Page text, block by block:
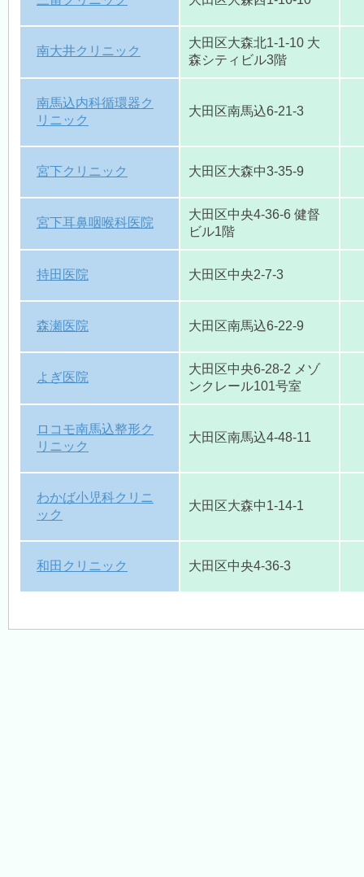
南大井クリニック
大田区大森北1-1-10 大
森シティビル3階
南馬込内科循環器ク
リニック
大田区南馬込6-21-3
宮下クリニック 大田区大森中3-35-9
宮下耳鼻咽喉科医院
大田区中央4-36-6 健督
ビル1階
持田医院 大田区中央2-7-3
森瀬医院 大田区南馬込6-22-9
よぎ医院
大田区中央6-28-2 メゾ
ンクレール101号室
ロコモ南馬込整形ク
リニック
大田区南馬込4-48-11
わかば小児科クリニ
ック
大田区大森中1-14-1
和田クリニック 大田区中央4-36-3